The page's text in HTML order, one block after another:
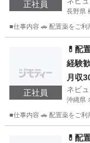
正社員
長野県
■仕事内容 🚗 配置薬をご利
営業
正社員
💊配
経験
｜ル
月収
ネビ
沖縄県
■仕事内容 🚗 配置薬をご利
営業
💊配